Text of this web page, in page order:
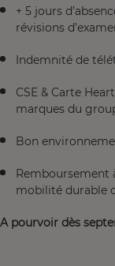
+ 5 jours
révisions
Indemnité de
CSE & Carte
marques du
Bon
Remboursement
mobilité durable
A pourvoir dès